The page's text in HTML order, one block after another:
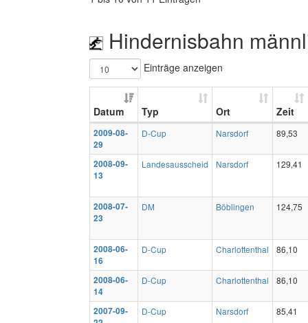
Hindernisbahn
Einträge anzeigen
Datum Typ Ort Zeit
2009-08-
29
D-Cup Narsdorf 89,53
2008-09-
13
Landesausscheid Narsdorf 129,41
2008-07-
23
DM Böblingen 124,75
2008-06-
16
D-Cup Charlottenthal 86,10
2008-06-
14
D-Cup Charlottenthal 86,10
2007-09-
D-Cup Narsdorf 85,41